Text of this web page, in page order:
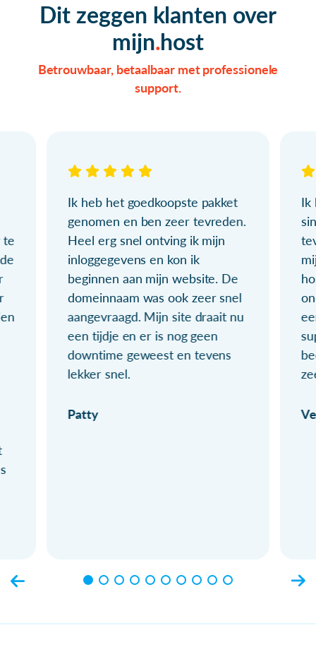
Dit zeggen klanten over
mijn host
Betrouwbaar, betaalbaar met professionele
support.
te
Ik heb het goedkoopste pakket
genomen en ben zeer tevreden.
Heel erg snel ontving ik mijn
inloggegevens en kon ik
beginnen aan mijn website. De
domeinnaam was ook zeer snel
aangevraagd. Mijn site draait nu
een tijdje en er is nog geen
downtime geweest en tevens
lekker snel.
Patty
Ik